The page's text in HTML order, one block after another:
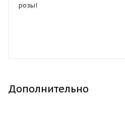
розы!
Дополнительно